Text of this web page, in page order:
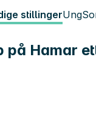
stillingerUng
på Hamar